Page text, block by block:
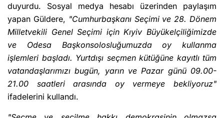
duyurdu. Sosyal medya hesabı üzerinden paylaşım
yapan Güldere, "Cumhurbaşkanı Seçimi ve 28. Dönem
Milletvekili Genel Seçimi için Kıyiv Büyükelçiliğimizde
ve Odesa Başkonsolosluğumuzda oy kullanma
işlemleri başladı. Yurtdışı seçmen kütüğüne kayıtlı tüm
vatandaşlarımızı bugün, yarın ve Pazar günü 09.00-
21.00 saatleri arasında oy vermeye bekliyoruz"
ifadelerini kullandı.